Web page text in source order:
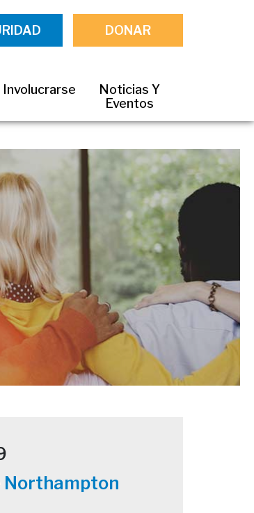
DONAR
Involucrarse
Noticias Y
Eventos
Northampton